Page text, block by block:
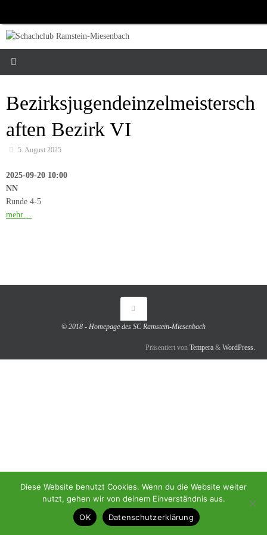
springen
Bezirksjugendeinzelmeistersch
aften Bezirk VI
5. August 2025
2025-09-20 10:00
NN
Runde 4-5
mehr…
© 2018 - Homepage des SC Ramstein-Miesenbach
Präsentiert von Tempera & WordPress.
Diese Website benutzt Cookies. Wenn du die Website weiter
nutzt, gehen wir von deinem Einverständnis aus.
OK
Datenschutzerklärung